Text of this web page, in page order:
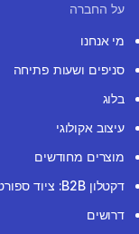
על החברה
מי אנחנו
סניפים ושעות פתיחה
בלוג
עיצוב אקולוגי
מוצרים מחודשים
דקטלון B2B: ציוד ספורט למוסדות
דרושים